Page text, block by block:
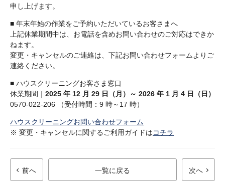
申し上げます。
■ 年末年始の作業をご予約いただいているお客さまへ
上記休業期間中は、お電話を含めお問い合わせのご対応はできか
ねます。
変更・キャンセルのご連絡は、下記お問い合わせフォームよりご
連絡ください。
■ ハウスクリーニングお客さま窓口
休業期間｜ 2025 年 12 月 29 日（月）～ 2026 年 1 月 4 日（日）
0570-022-206 （受付時間：9 時～17 時）
ハウスクリーニングお問い合わせフォーム
※ 変更・キャンセルに関するご利用ガイドはコチラ
前へ 一覧に戻る 次へ